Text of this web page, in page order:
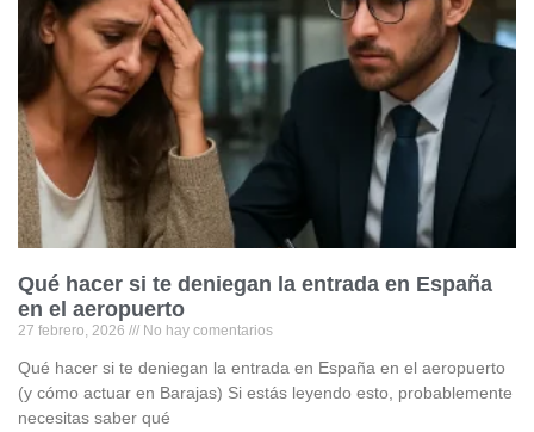
Qué hacer si te deniegan la entrada en España
en el aeropuerto
27 febrero, 2026 No hay comentarios
Qué hacer si te deniegan la entrada en España en el aeropuerto
(y cómo actuar en Barajas) Si estás leyendo esto, probablemente
necesitas saber qué